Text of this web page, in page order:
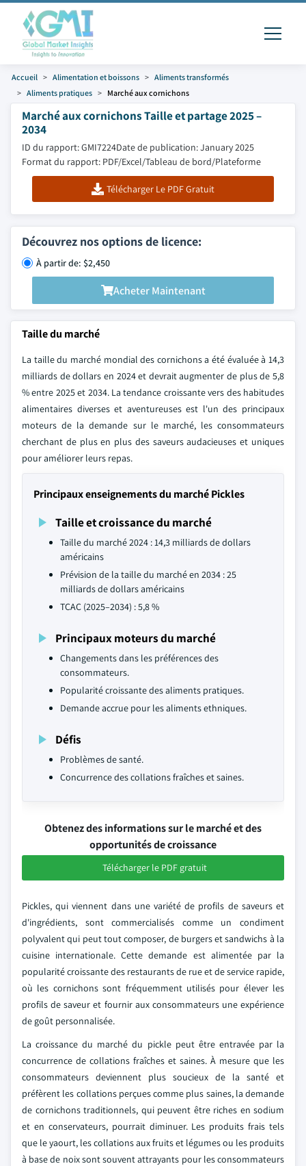
Accueil Alimentation et boissons
Aliments transformés
Aliments pratiques
Marché aux cornichons
Marché aux cornichons Taille et partage 2025 –
2034
ID du rapport: GMI7224Date de publication: January 2025
Format du rapport: PDF/Excel/Tableau de bord/Plateforme
Télécharger Le PDF Gratuit
Découvrez nos options de licence:
À partir de: $2,450
Acheter Maintenant
Taille du marché
La taille du marché mondial des cornichons a été évaluée à 14,3
milliards de dollars en 2024 et devrait augmenter de plus de 5,8
% entre 2025 et 2034. La tendance croissante vers des habitudes
alimentaires diverses et aventureuses est l'un des principaux
moteurs de la demande sur le marché, les consommateurs
cherchant de plus en plus des saveurs audacieuses et uniques
pour améliorer leurs repas.
Principaux enseignements du marché Pickles
Taille et croissance du marché
Taille du marché 2024 : 14,3 milliards de dollars
américains
Prévision de la taille du marché en 2034 : 25
milliards de dollars américains
TCAC (2025–2034) : 5,8 %
Principaux moteurs du marché
Changements dans les préférences des
consommateurs.
Popularité croissante des aliments pratiques.
Demande accrue pour les aliments ethniques.
Défis
Problèmes de santé.
Concurrence des collations fraîches et saines.
Obtenez des informations sur le marché et des
opportunités de croissance
Télécharger le PDF gratuit
Pickles, qui viennent dans une variété de profils de saveurs et
d'ingrédients, sont commercialisés comme un condiment
polyvalent qui peut tout composer, de burgers et sandwichs à la
cuisine internationale. Cette demande est alimentée par la
popularité croissante des restaurants de rue et de service rapide,
où les cornichons sont fréquemment utilisés pour élever les
profils de saveur et fournir aux consommateurs une expérience
de goût personnalisée.
La croissance du marché du pickle peut être entravée par la
concurrence de collations fraîches et saines. À mesure que les
consommateurs deviennent plus soucieux de la santé et
préfèrent les collations perçues comme plus saines, la demande
de cornichons traditionnels, qui peuvent être riches en sodium
et en conservateurs, pourrait diminuer. Les produits frais tels
que le yaourt, les collations aux fruits et légumes ou les produits
à base de noix sont souvent attrayants pour les consommateurs